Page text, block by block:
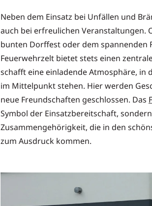
Neben dem Einsatz bei Unfällen und
auch bei erfreulichen Veranstaltungen.
bunten Dorffest oder dem spannenden
Feuerwehrzelt bietet stets einen
schafft eine einladende Atmosphäre, in
im Mittelpunkt stehen. Hier werden
neue Freundschaften geschlossen. Das
Symbol der Einsatzbereitschaft,
Zusammengehörigkeit, die in den
zum Ausdruck kommen.